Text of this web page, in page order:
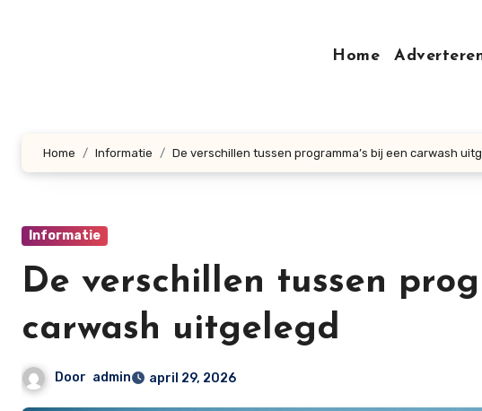
Home
Home Informatie De verschillen tussen programma’s bij een carwash
Informatie
De verschillen tussen
carwash uitgelegd
Door admin april 29, 2026